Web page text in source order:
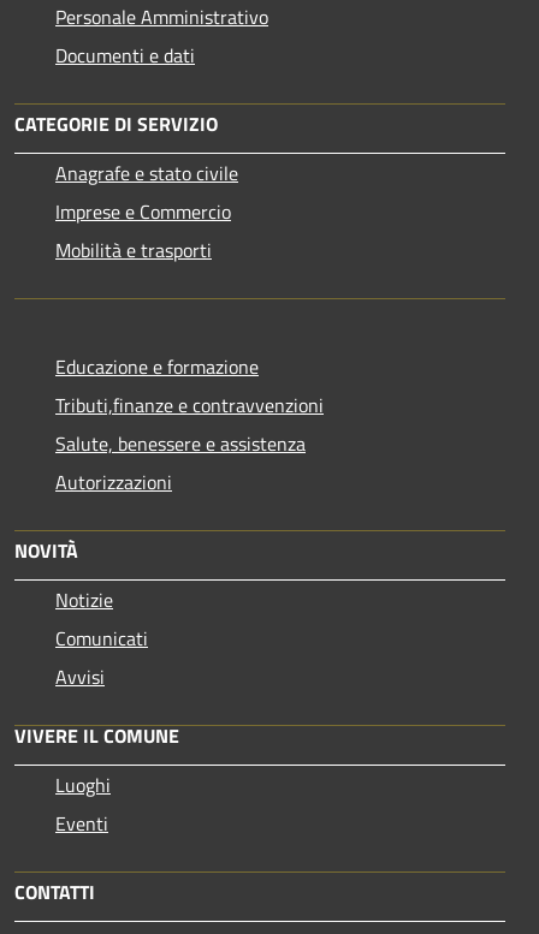
Personale Amministrativo
Documenti e dati
CATEGORIE DI SERVIZIO
Anagrafe e stato civile
Imprese e Commercio
Mobilità e trasporti
Educazione e formazione
Tributi,finanze e contravvenzioni
Salute, benessere e assistenza
Autorizzazioni
NOVITÀ
Notizie
Comunicati
Avvisi
VIVERE IL COMUNE
Luoghi
Eventi
CONTATTI